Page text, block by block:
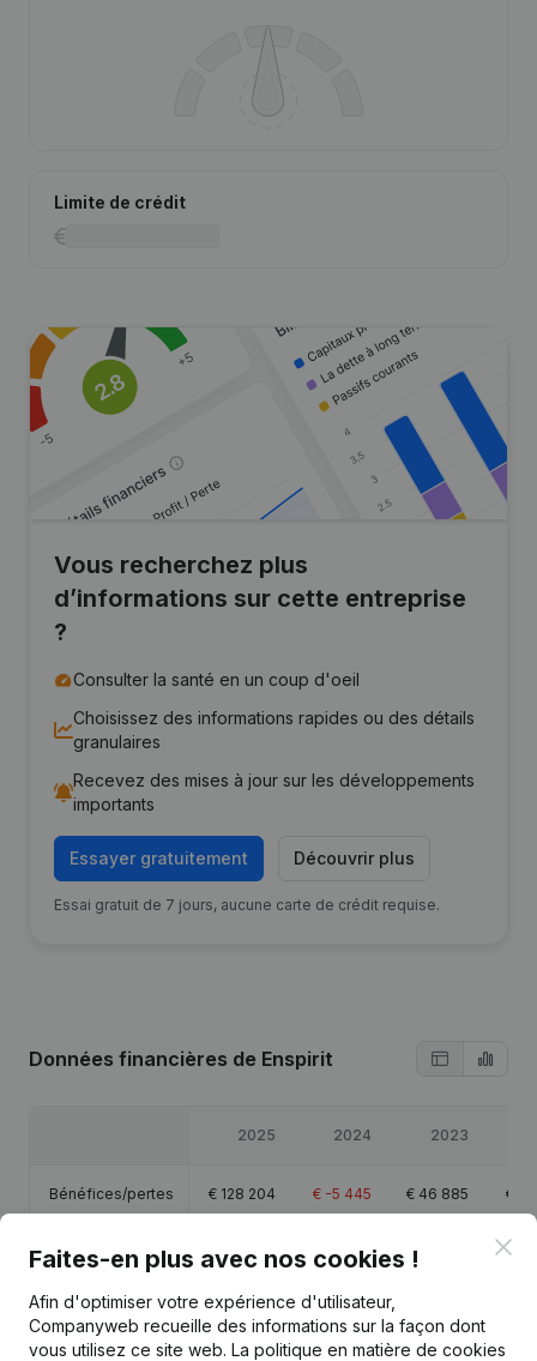
Limite de crédit
Vous recherchez plus
d’informations sur cette entreprise
?
Consulter la santé en un coup d'oeil
Choisissez des informations rapides ou des détails
granulaires
Recevez des mises à jour sur les développements
importants
Essayer gratuitement Découvrir plus
Essai gratuit de 7 jours, aucune carte de crédit requise.
Données financières de Enspirit
2025 2024 2023
Bénéfices/pertes € 128 204 € -5 445 € 46 885 €
Capitaux propres €260 780 €210 576 € €
Marge brute €211 717 €28 025
Faites-en plus avec nos cookies !
Afin d'optimiser votre expérience d'utilisateur,
Companyweb recueille des informations sur la façon dont
vous utilisez ce site web. La politique en matière de cookies